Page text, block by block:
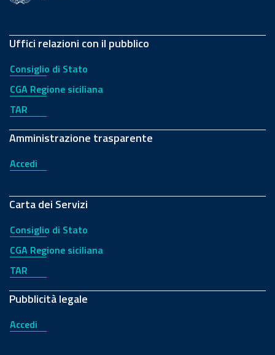
Uffici relazioni con il pubblico
Consiglio di Stato
CGA Regione siciliana
TAR
Amministrazione trasparente
Accedi
Carta dei Servizi
Consiglio di Stato
CGA Regione siciliana
TAR
Pubblicità legale
Accedi